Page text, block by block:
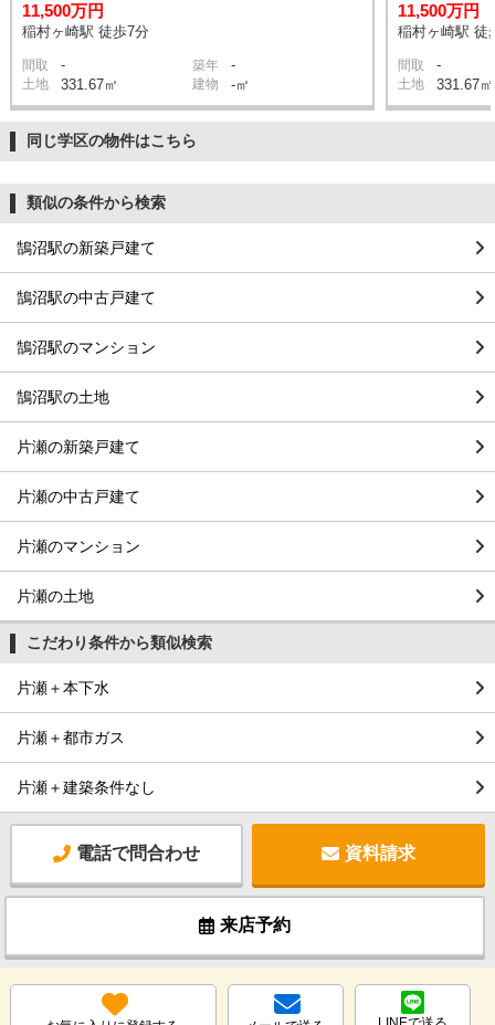
11,500万円
稲村ヶ崎駅 徒歩7分
間取 - 築年 -
土地 331.67㎡ 建物 -㎡
11,500万円
稲村ヶ崎駅 徒
間取 -
土地 331.67㎡
同じ学区の物件はこちら
類似の条件から検索
鵠沼駅の新築戸建て
鵠沼駅の中古戸建て
鵠沼駅のマンション
鵠沼駅の土地
片瀬の新築戸建て
片瀬の中古戸建て
片瀬のマンション
片瀬の土地
こだわり条件から類似検索
片瀬＋本下水
片瀬＋都市ガス
片瀬＋建築条件なし
電話で問合わせ 資料請求
来店予約